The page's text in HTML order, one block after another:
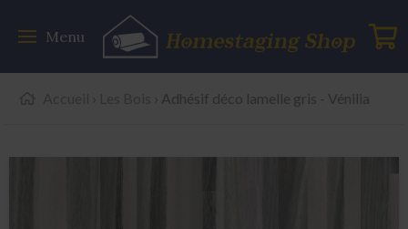
Menu
› Adhésif déco lamelle gris - Vénilia